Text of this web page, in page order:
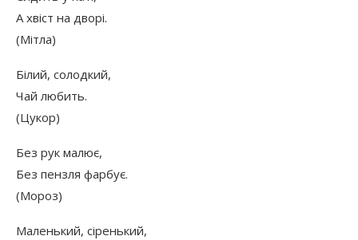
А хвіст на дворі.
(Мітла)
Білий, солодкий,
Чай любить.
(Цукор)
Без рук малює,
Без пензля фарбує.
(Мороз)
Маленький, сіренький,